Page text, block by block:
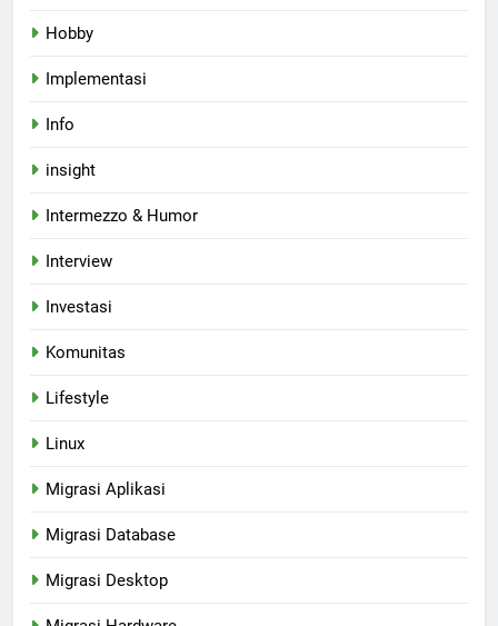
Hobby
Implementasi
Info
insight
Intermezzo & Humor
Interview
Investasi
Komunitas
Lifestyle
Linux
Migrasi Aplikasi
Migrasi Database
Migrasi Desktop